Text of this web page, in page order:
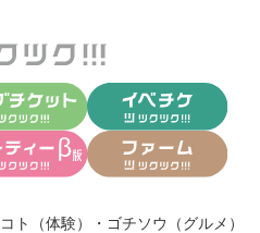
コト（体験） ・ ゴチソウ（グルメ）